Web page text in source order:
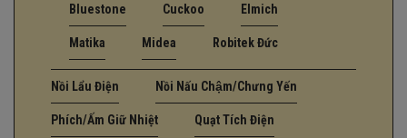
Bluestone Cuckoo Elmich
Matika Midea Robitek Đức
Nồi Lẩu Điện Nồi Nấu Chậm/Chưng Yến
Phích/Ấm Giữ Nhiệt Quạt Tích Điện